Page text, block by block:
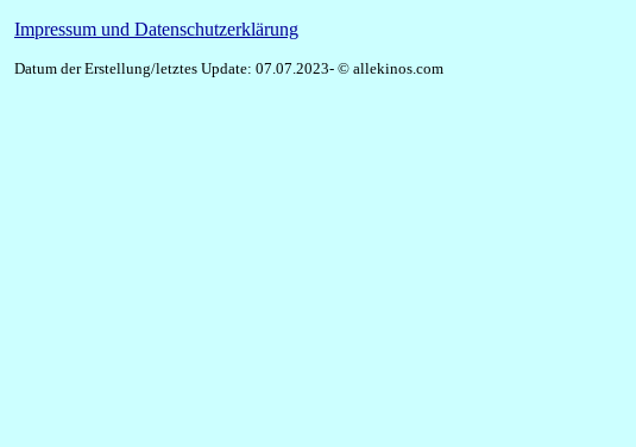
Impressum und Datenschutzerklärung
Datum der Erstellung/letztes Update: 07.07.2023- © allekinos.com